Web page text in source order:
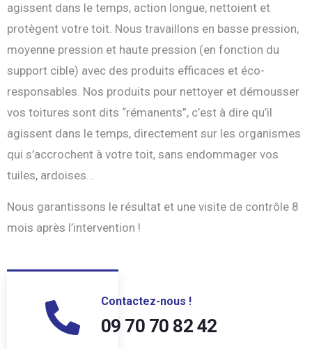
agissent dans le temps, action longue, nettoient et
protègent votre toit. Nous travaillons en basse pression,
moyenne pression et haute pression (en fonction du
support cible) avec des produits efficaces et éco-
responsables. Nos produits pour nettoyer et démousser
vos toitures sont dits “rémanents”, c’est à dire qu’il
agissent dans le temps, directement sur les organismes
qui s’accrochent à votre toit, sans endommager vos
tuiles, ardoises…
Nous garantissons le résultat et une visite de contrôle 8
mois après l’intervention !
Contactez-nous !
09 70 70 82 42